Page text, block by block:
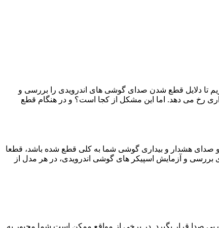
تا دلایل قطع شدن صدای گوشی های اندرویدی را بررسی و
رخ می دهد. اما این مشکل از کجا است؟ و در هنگام قطع
و صدای هشدار و بیداری گوشی شما به کلی قطع شده باشد، قطعا
و آزمایش اسپیکر های گوشی اندرویدی، در هر مدل از
صدا قرار بگیرد. در برخی از مواقع ممکن است شما مجبور به